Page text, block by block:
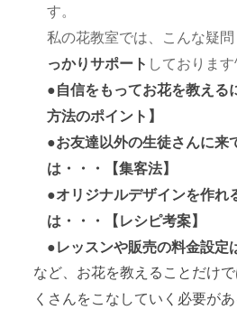
す。
私の花教室では、こんな疑
っかりサポート しておりま
●自信をもってお花を教える
方法のポイント】
●お友達以外の生徒さんに来
は・・・【集客法】
●オリジナルデザインを作れ
は・・・【レシピ考案】
●レッスンや販売の料金設定
など、お花を教えることだけ
くさんをこなしていく必要があ